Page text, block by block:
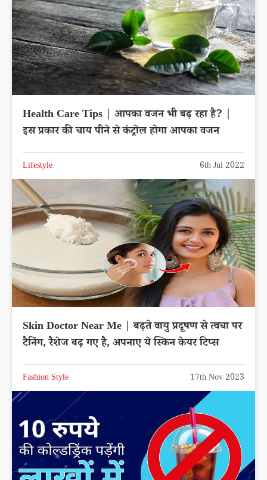
Health Care Tips | आपका वजन भी बढ़ रहा है? |
इस प्रकार की चाय पीने से कंट्रोल होगा आपका वजन
Lifestyle 6th Jul 2022
Skin Doctor Near Me | बढ़ते वायु प्रदूषण से त्वचा पर
टैनिंग, रैशेज बढ़ गए है, अपनाए ये स्किन केयर टिप्स
Fashion Style 17th Nov 2023